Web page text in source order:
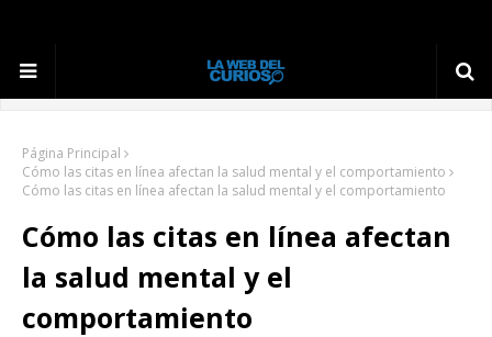
Página Principal
Cómo las citas en línea afectan la salud mental y el comportamiento
Cómo las citas en línea afectan la salud mental y el comportamiento
Cómo las citas en línea afectan
la salud mental y el
comportamiento